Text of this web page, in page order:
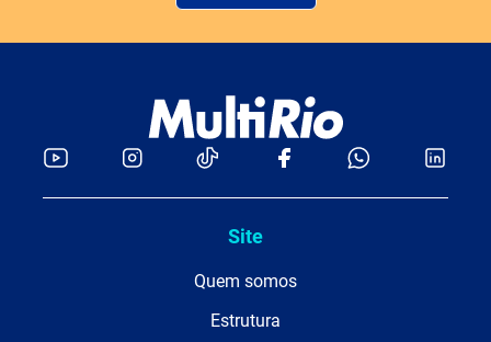
Site
Quem somos
Estrutura